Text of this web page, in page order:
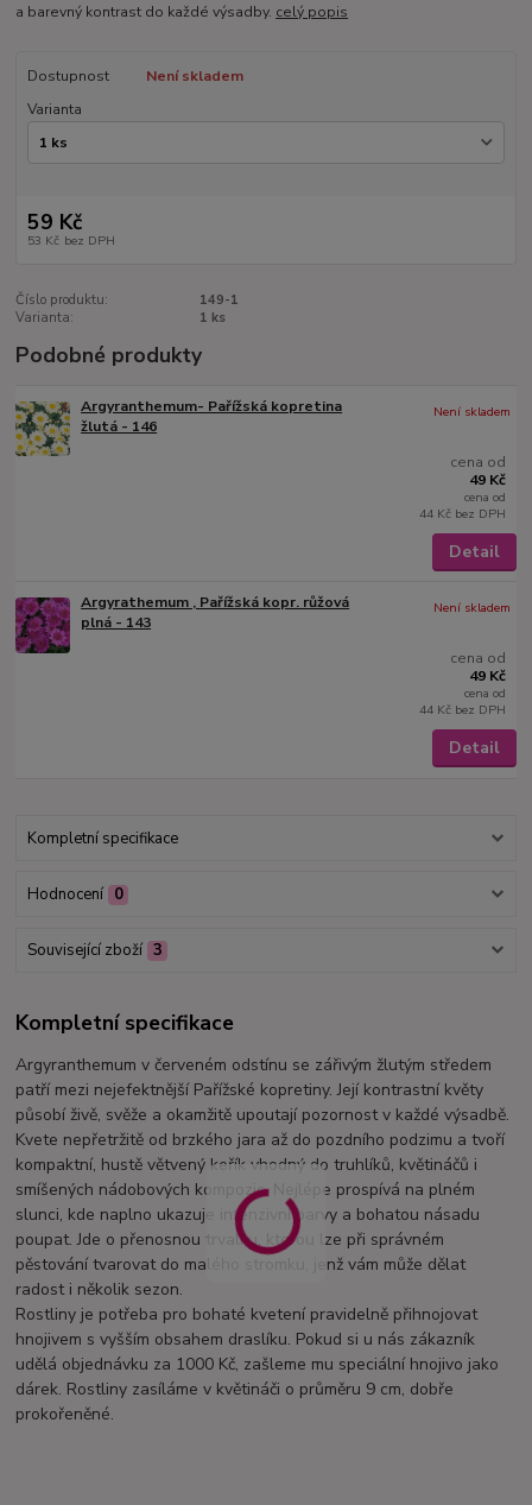
a barevný kontrast do každé výsadby. celý popis
Dostupnost
Není skladem
Varianta
59 Kč
53 Kč bez DPH
Číslo produktu:
149-1
Varianta:
1 ks
Podobné produkty
Argyranthemum- Pařížská kopretina
žlutá - 146
cena od
49 Kč
cena od
44 Kč bez DPH
Není skladem
Detail
Argyrathemum , Pařížská kopr. růžová
plná - 143
cena od
49 Kč
cena od
44 Kč bez DPH
Není skladem
Detail
Kompletní specifikace
Hodnocení 0
Související zboží 3
Kompletní specifikace
Argyranthemum v červeném odstínu se zářivým žlutým středem
patří mezi nejefektnější Pařížské kopretiny. Její kontrastní květy
působí živě, svěže a okamžitě upoutají pozornost v každé výsadbě.
Kvete nepřetržitě od brzkého jara až do pozdního podzimu a tvoří
kompaktní, hustě větvený keřík vhodný do truhlíků, květináčů i
smíšených nádobových kompozic. Nejlépe prospívá na plném
slunci, kde naplno ukazuje intenzivní barvy a bohatou násadu
poupat. Jde o přenosnou trvalku, kterou lze při správném
pěstování tvarovat do malého stromku, jenž vám může dělat
radost i několik sezon.
Rostliny je potřeba pro bohaté kvetení pravidelně přihnojovat
hnojivem s vyšším obsahem draslíku. Pokud si u nás zákazník
udělá objednávku za 1000 Kč, zašleme mu speciální hnojivo jako
dárek. Rostliny zasíláme v květináči o průměru 9 cm, dobře
prokořeněné.